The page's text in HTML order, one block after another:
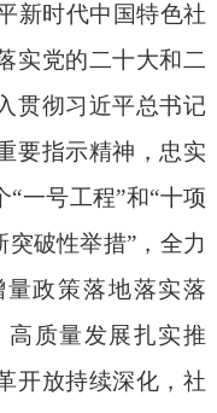
新时代中国特色社
实党的二十大和二
贯彻习近平总书记
要指示精神，忠实
一号工程”和“十项
突破性举措” ，全力
政策落地落实落
质量发展扎实推
开放持续深化，社